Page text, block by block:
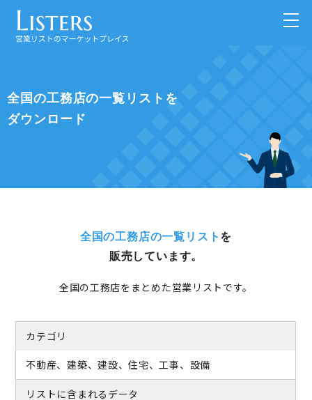
全国の工務店の一覧リストを
ダウンロード
全国の工務店の一覧リスト を
販売しています。
全国の工務店をまとめた営業リストです。
カテゴリ
不動産、建築、建設、住宅、工事、設備
リストに含まれるデータ